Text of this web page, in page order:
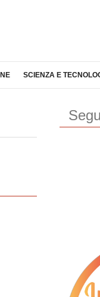
SCIENZA E